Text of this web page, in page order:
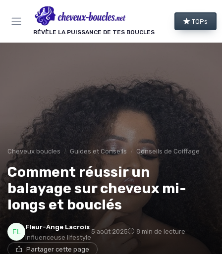
RÉVÈLE LA PUISSANCE DE TES BOUCLES
TOPs
Cheveux boucles Guides et Conseils Conseils de Coiffage
Comment réussir un
balayage sur cheveux mi-
longs et bouclés
Fleur-Ange Lacroix
Influenceuse lifestyle
5 août 2025 8 min de lecture
Partager cette page
Panneau de gestion des cookies